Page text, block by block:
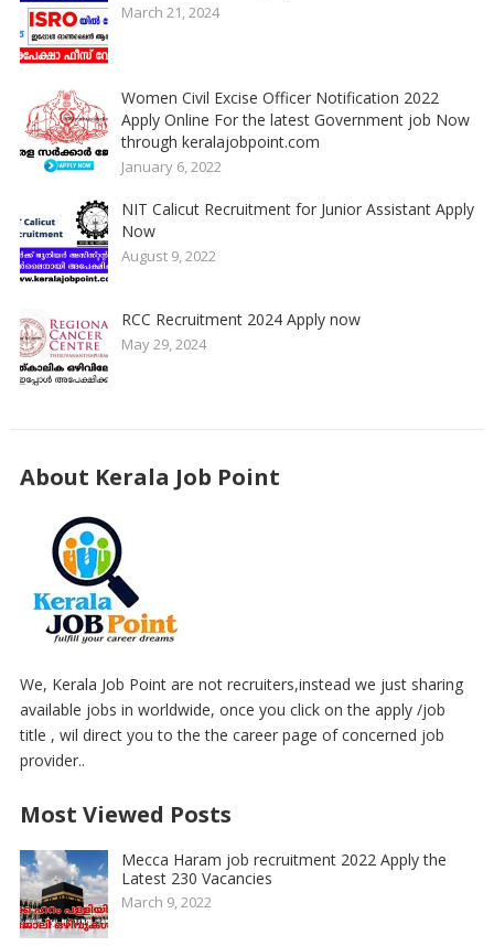
March 21, 2024
Women Civil Excise Officer Notification 2022
Apply Online For the latest Government job Now
through keralajobpoint.com
January 6, 2022
NIT Calicut Recruitment for Junior Assistant Apply
Now
August 9, 2022
RCC Recruitment 2024 Apply now
May 29, 2024
About Kerala Job Point
We, Kerala Job Point are not recruiters,instead we just sharing
available jobs in worldwide, once you click on the apply /job
title , wil direct you to the the career page of concerned job
provider..
Most Viewed Posts
Mecca Haram job recruitment 2022 Apply the
Latest 230 Vacancies
March 9, 2022